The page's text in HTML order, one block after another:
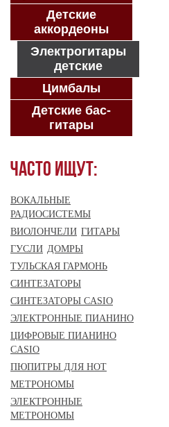
Детские
аккордеоны
Электрогитары
детские
Цимбалы
Детские бас-
гитары
Часто ищут:
ВОКАЛЬНЫЕ
РАДИОСИСТЕМЫ
ВИОЛОНЧЕЛИ ГИТАРЫ
ГУСЛИ ДОМРЫ
ТУЛЬСКАЯ ГАРМОНЬ
СИНТЕЗАТОРЫ
СИНТЕЗАТОРЫ CASIO
ЭЛЕКТРОННЫЕ ПИАНИНО
ЦИФРОВЫЕ ПИАНИНО
CASIO
ПЮПИТРЫ ДЛЯ НОТ
МЕТРОНОМЫ
ЭЛЕКТРОННЫЕ
МЕТРОНОМЫ